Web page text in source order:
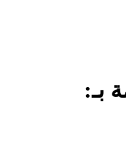
بـ: